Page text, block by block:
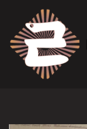
Zum
Inhalt
springen